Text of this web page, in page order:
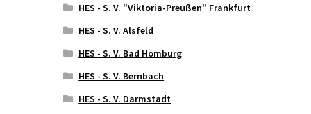
HES - S. V. "Viktoria-Preußen" Frankfurt
HES - S. V. Alsfeld
HES - S. V. Bad Homburg
HES - S. V. Bernbach
HES - S. V. Darmstadt